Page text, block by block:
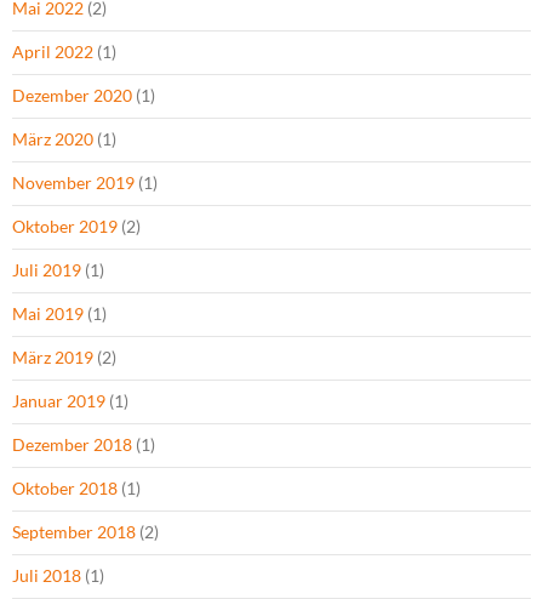
Mai 2022 (2)
April 2022 (1)
Dezember 2020 (1)
März 2020 (1)
November 2019 (1)
Oktober 2019 (2)
Juli 2019 (1)
Mai 2019 (1)
März 2019 (2)
Januar 2019 (1)
Dezember 2018 (1)
Oktober 2018 (1)
September 2018 (2)
Juli 2018 (1)